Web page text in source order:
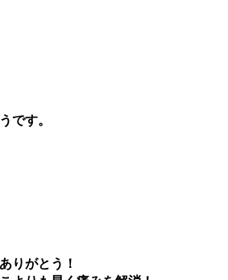
です。
りがとう！